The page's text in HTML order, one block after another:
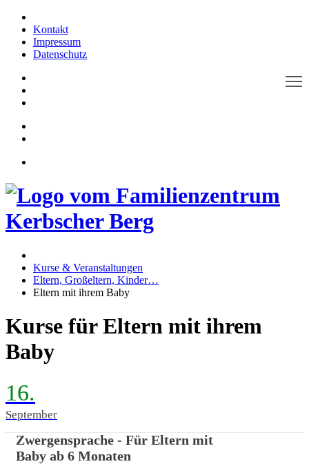
Kontakt
Impressum
Datenschutz
Kurse & Veranstaltungen
Eltern, Großeltern, Kinder…
Eltern mit ihrem Baby
Kurse für Eltern mit ihrem
Baby
16.
September
Zwergensprache - Für Eltern mit
Baby ab 6 Monaten